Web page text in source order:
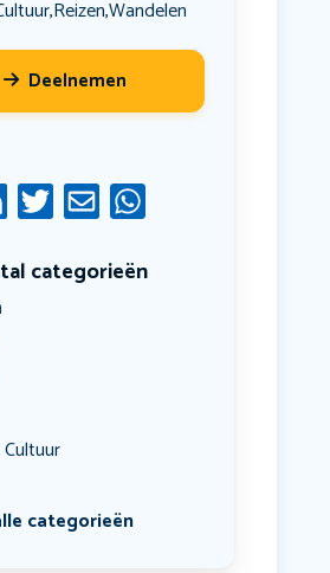
,Reizen,Wandelen
Deelnemen
categorieën
categorieën